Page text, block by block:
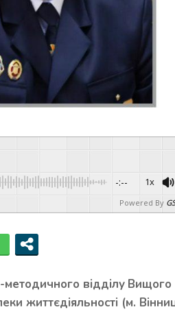
-:-- 1x
Powered By
відділу Вищого
життєдіяльності (м.